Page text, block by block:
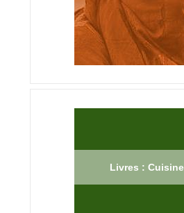
Livres : Cuisine